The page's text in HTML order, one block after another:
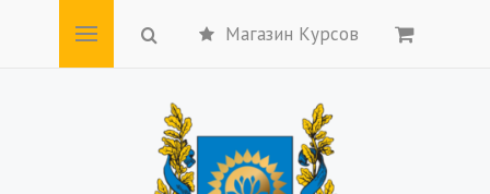
Магазин Курсов